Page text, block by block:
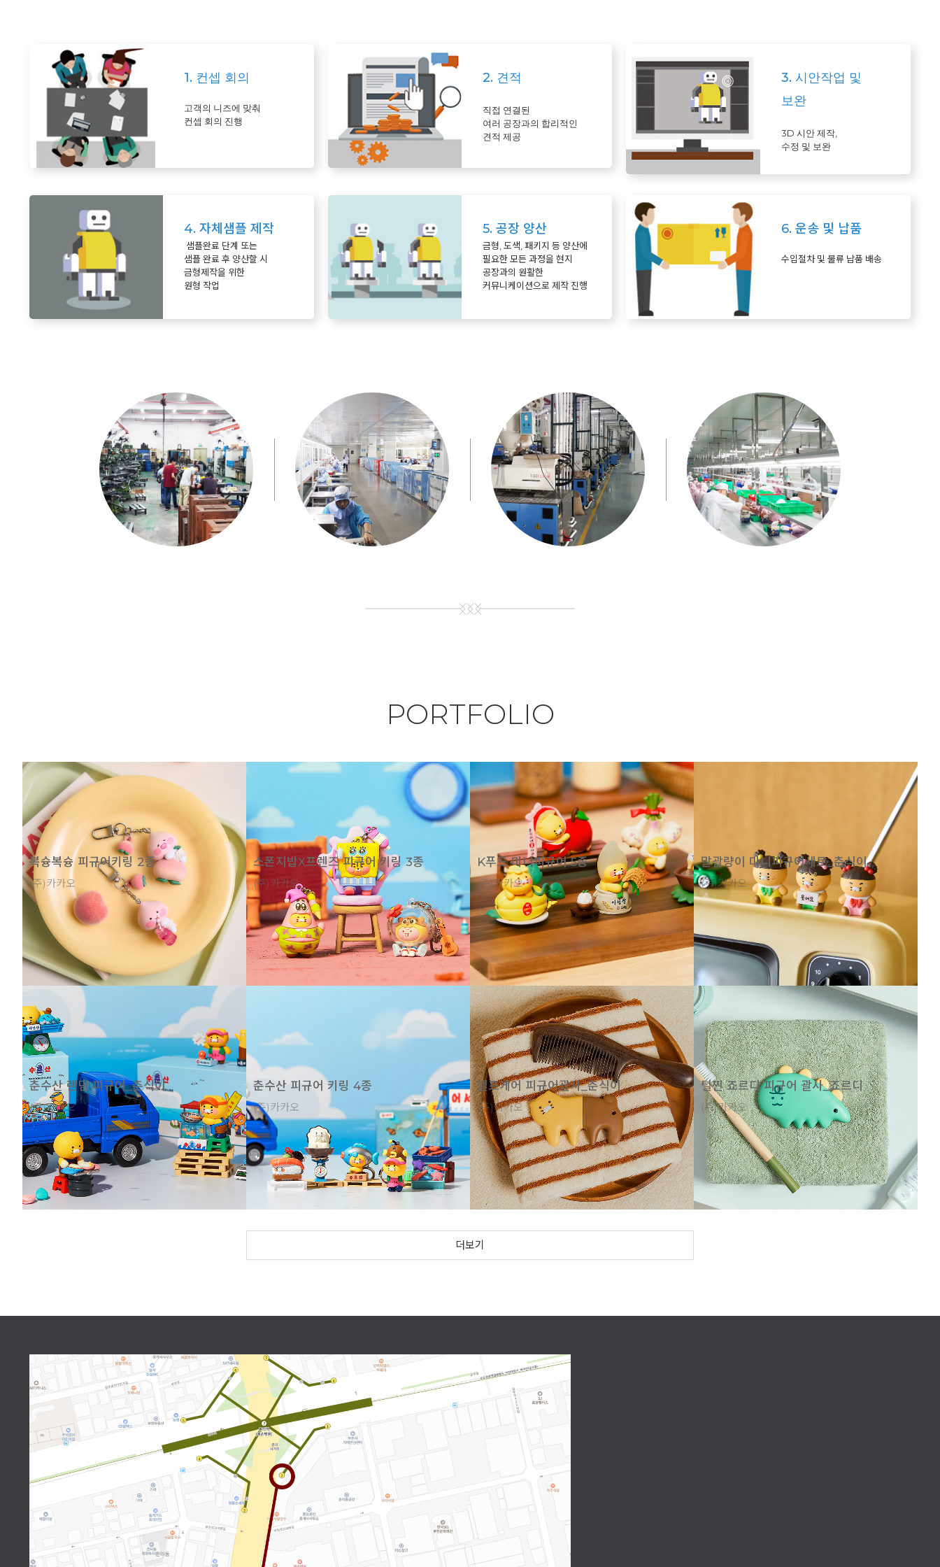
1. 컨셉 회의
고객의 니즈에 맞춰
컨셉 회의 진행
2. 견적
직접 연결된
여러 공장과의 합리적인
견적 제공
3. 시안작업 및
보완
3D 시안 제작,
수정 및 보완
4. 자체샘플 제작
샘플완료 단계 또는
샘플 완료 후 양산할 시
금형제작을 위한
원형 작업
5. 공장 양산
금형, 도색, 패키지 등 양산에
필요한 모든 과정을 현지
공장과의 원활한
커뮤니케이션으로 제작 진행
6. 운송 및 납품
수입절차 및 물류 납품 배송
PORTFOLIO
복슝복슝 피규어키링 2종
(주)카카오
스폰지밥X프렌즈 피규어 키링 3종
(주)카카오
K푸드 미니피규어 5종
(주)카카오
말괄량이 미니피규어세트_춘식이
(주)카카오
춘수산 랜덤 피규어_춘식이
(주)카카오
춘수산 피규어 키링 4종
(주)카카오
셀프케어 피규어괄사_춘식이
(주)카카오
털찐 죠르디 피규어 괄사_죠르디
(주)카카오